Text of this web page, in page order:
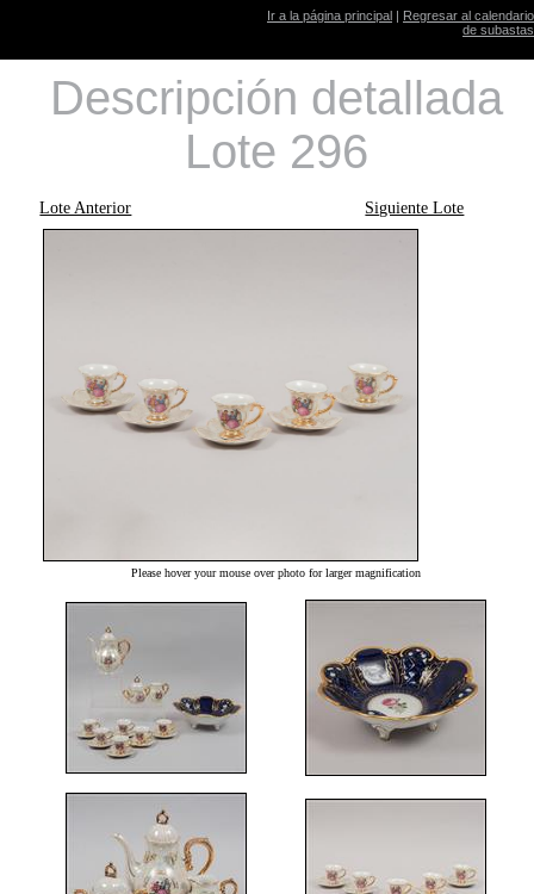
Ir a la página principal | Regresar al calendario
de subastas
Descripción detallada
Lote 296
Lote Anterior Siguiente Lote
Please hover your mouse over photo for larger magnification